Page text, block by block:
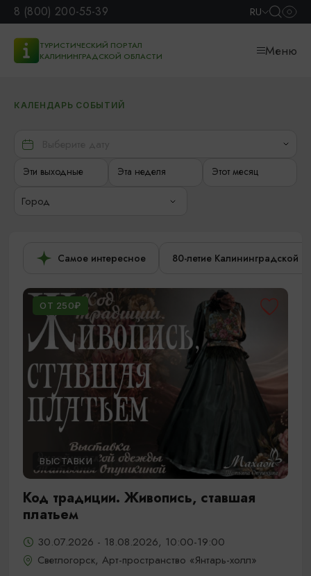
8 (800) 200-55-39 RU
ТУРИСТИЧЕСКИЙ ПОРТАЛ
КАЛИНИНГРАДСКОЙ ОБЛАСТИ
Меню
КАЛЕНДАРЬ СОБЫТИЙ
Эти выходные Эта неделя Этот месяц
Город
Самое интересное 80-летие Калининградской
ОТ 250₽
ВЫСТАВКИ
Код традиции. Живопись, ставшая
платьем
30.07.2026 - 18.08.2026, 10:00-19:00
Светлогорск, Арт-пространство «Янтарь-холл»